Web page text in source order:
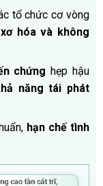
tổ chức cơ vòng
hóa và không
chứng hẹp hậu
năng tái phát
hạn chế tình